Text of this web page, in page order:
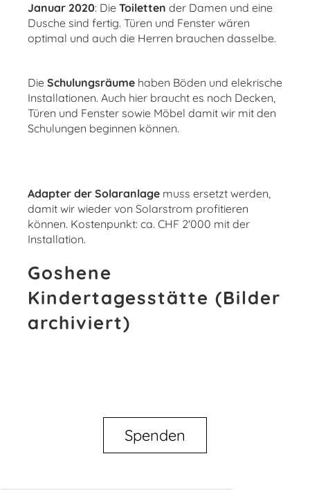
Januar 2020: Die Toiletten der Damen und eine
Dusche sind fertig. Türen und Fenster wären
optimal und auch die Herren brauchen dasselbe.
Die Schulungsräume haben Böden und elekrische
Installationen. Auch hier braucht es noch Decken,
Türen und Fenster sowie Möbel damit wir mit den
Schulungen beginnen können.
Adapter der Solaranlage muss ersetzt werden,
damit wir wieder von Solarstrom profitieren
können. Kostenpunkt: ca. CHF 2'000 mit der
Installation.
Goshene
Kindertagesstätte (Bilder
archiviert)
Spenden